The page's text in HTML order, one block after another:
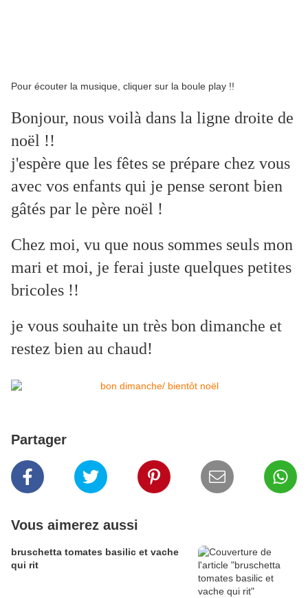
Pour écouter la musique, cliquer sur la boule play !!
Bonjour, nous voilà dans la ligne droite de
noël !!
j'espère que les fêtes se prépare chez vous
avec vos enfants qui je pense seront bien
gâtés par le père noël !
Chez moi, vu que nous sommes seuls mon
mari et moi, je ferai juste quelques petites
bricoles !!
je vous souhaite un très bon dimanche et
restez bien au chaud!
Partager
Vous aimerez aussi
bruschetta tomates basilic et vache
qui rit